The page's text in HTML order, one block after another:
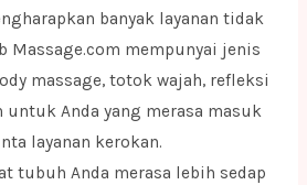
banyak layanan tidak
Massage.com mempunyai jenis
massage, totok wajah, refleksi
untuk Anda yang merasa masuk
layanan kerokan.
tubuh Anda merasa lebih sedap